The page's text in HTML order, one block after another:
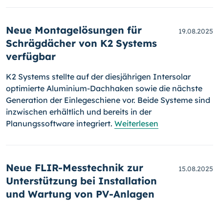
Neue Montagelösungen für
Schrägdächer von K2 Systems
verfügbar
19.08.2025
K2 Systems stellte auf der diesjährigen Intersolar
optimierte Aluminium-Dachhaken sowie die nächste
Generation der Einlegeschiene vor. Beide Systeme sind
inzwischen erhältlich und bereits in der
Planungssoftware integriert. Weiterlesen
Neue FLIR-Messtechnik zur
Unterstützung bei Installation
und Wartung von PV-Anlagen
15.08.2025